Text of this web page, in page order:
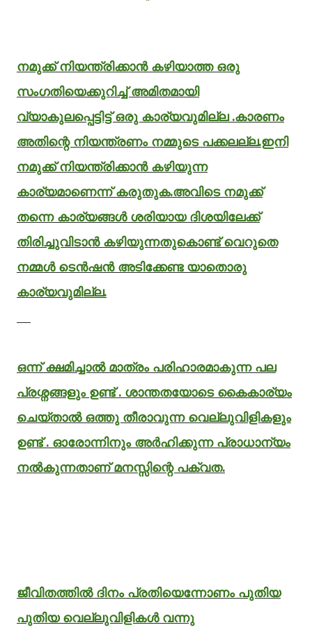
നമുക്ക് നിയന്ത്രിക്കാൻ കഴിയാത്ത ഒരു
സംഗതിയെക്കുറിച്ച് അമിതമായി
വ്യാകുലപ്പെട്ടിട്ട് ഒരു കാര്യവുമില്ല .കാരണം
അതിന്റെ നിയന്ത്രണം നമ്മുടെ പക്കലല്ല.ഇനി
നമുക്ക് നിയന്ത്രിക്കാൻ കഴിയുന്ന
കാര്യമാണെന്ന് കരുതുക.അവിടെ നമുക്ക്
തന്നെ കാര്യങ്ങൾ ശരിയായ ദിശയിലേക്ക്
തിരിച്ചുവിടാൻ കഴിയുന്നതുകൊണ്ട് വെറുതെ
നമ്മൾ ടെൻഷൻ അടിക്കേണ്ട യാതൊരു
കാര്യവുമില്ല.
ഒന്ന് ക്ഷമിച്ചാൽ മാത്രം പരിഹാരമാകുന്ന പല
പ്രശ്നങ്ങളും ഉണ്ട് . ശാന്തതയോടെ കൈകാര്യം
ചെയ്താൽ ഒത്തു തീരാവുന്ന വെല്ലുവിളികളും
ഉണ്ട് . ഓരോന്നിനും അർഹിക്കുന്ന പ്രാധാന്യം
നൽകുന്നതാണ് മനസ്സിന്റെ പക്വത.
ജീവിതത്തിൽ ദിനം പ്രതിയെന്നോണം പുതിയ
പുതിയ വെല്ലുവിളികൾ വന്നു